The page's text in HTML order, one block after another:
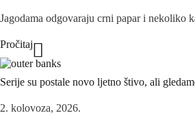
Jagodama odgovaraju crni papar i nekoliko
Pročitaj
Serije su postale novo ljetno štivo, ali
2. kolovoza, 2026.